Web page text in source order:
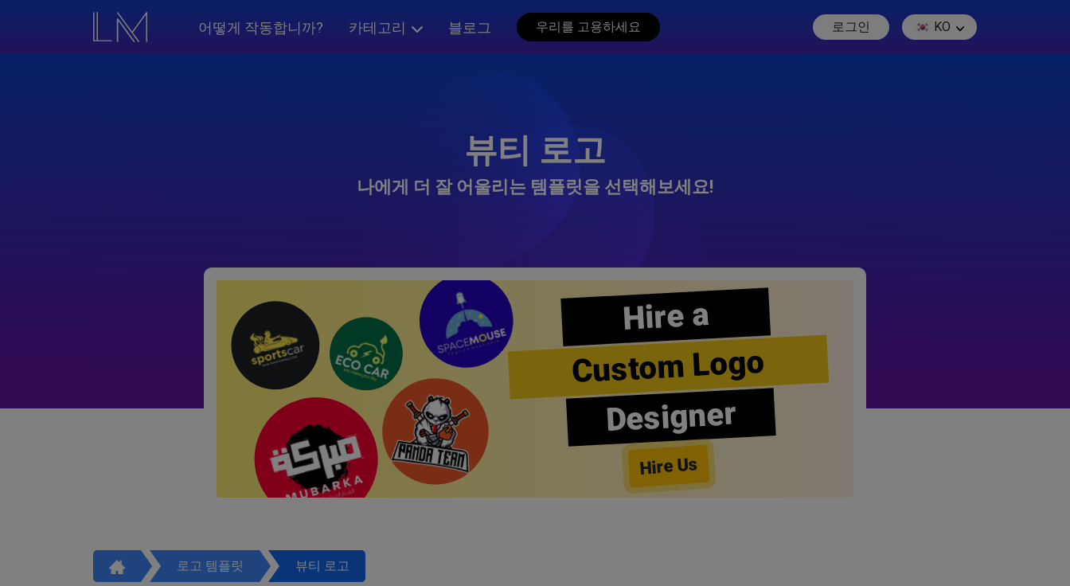
어떻게 작동합니까? 카테고리 블로그 우리를 고용하세요 로그인 KO
뷰티 로고
나에게 더 잘 어울리는 템플릿을 선택해보세요!
Hire a
Custom Logo
Designer
Hire Us
로고 템플릿 뷰티 로고